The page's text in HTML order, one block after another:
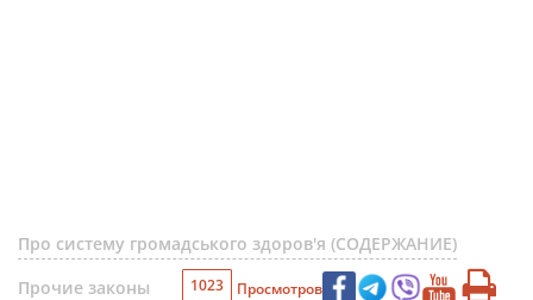
Про систему громадського здоров'я (СОДЕРЖАНИЕ)
Прочие законы
1023 Просмотров